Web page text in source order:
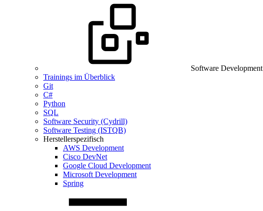
Software Development
Trainings im Überblick
Git
C#
Python
SQL
Software Security (Cydrill)
Software Testing (ISTQB)
Herstellerspezifisch
AWS Development
Cisco DevNet
Google Cloud Development
Microsoft Development
Spring